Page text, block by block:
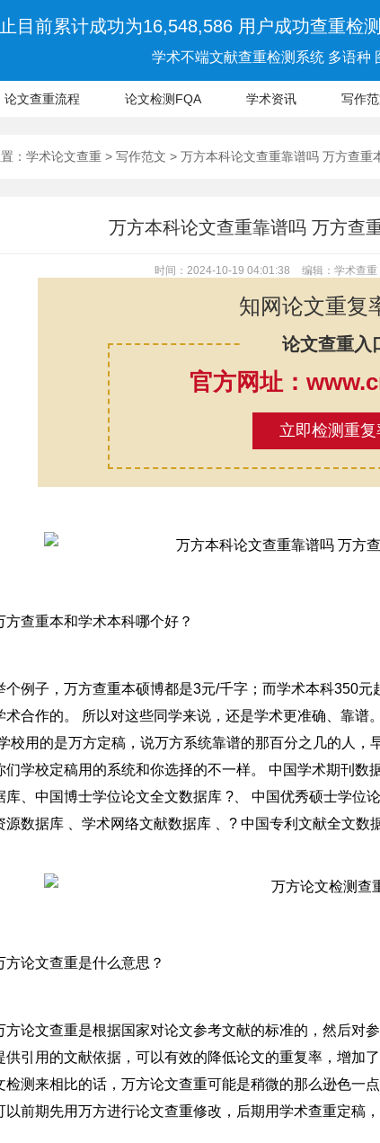
目前累计成功为16,548,586 用户成功查重检测
学术不端文献查重检测系统 多语种
论文查重流程 论文检测FQA 学术资讯 写作
： 学术论文查重 > 写作范文 > 万方本科论文查重靠谱吗 万方查重
万方本科论文查重靠谱吗 万方查
时间：2024-10-19 04:01:38 编辑：学术查重
知网论文重复
论文查重入
官方网址：
立即检测重复
方查重本和学术本科哪个好？
个例子，万方查重本硕博都是3元/千字；而学术本科350
术合作的。 所以对这些同学来说，还是学术更准确、靠谱
校用的是万方定稿，说万方系统靠谱的那百分之几的人
们学校定稿用的系统和你选择的不一样。 中国学术期刊数
库、中国博士学位论文全文数据库 ?、 中国优秀硕士学位
源数据库 、学术网络文献数据库 、? 中国专利文献全文
方论文查重是什么意思？
方论文查重是根据国家对论文参考文献的标准的，然后对
供引用的文献依据，可以有效的降低论文的重复率，增加
检测来相比的话，万方论文查重可能是稍微的那么逊色一
以前期先用万方进行论文查重修改，后期用学术查重定稿